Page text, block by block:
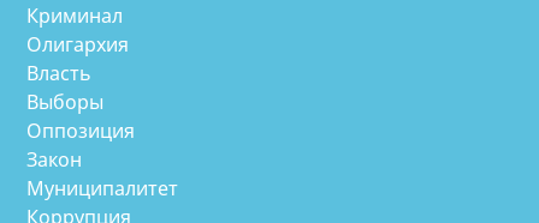
Криминал
Олигархия
Власть
Выборы
Оппозиция
Закон
Муниципалитет
Коррупция